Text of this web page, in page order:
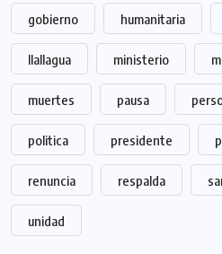
gobierno humanitaria
llallagua ministerio
muertes pausa
politica presidente
renuncia respalda
unidad